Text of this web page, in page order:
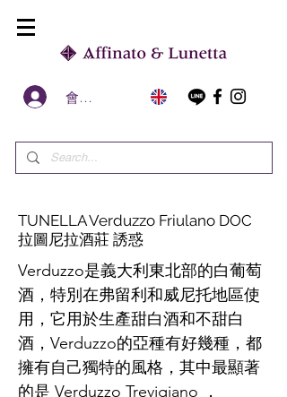
會員區
TUNELLA Verduzzo Friulano DOC
拉圖尼拉酒莊 誘惑
Verduzzo是義大利東北部的白葡萄
酒，特別在弗留利和威尼托地區使
用，它用於生產甜白酒和不甜白
酒，Verduzzo的亞種有好幾種，都
擁有自己獨特的風格，其中最顯著
的是 Verduzzo Trevigiano ，